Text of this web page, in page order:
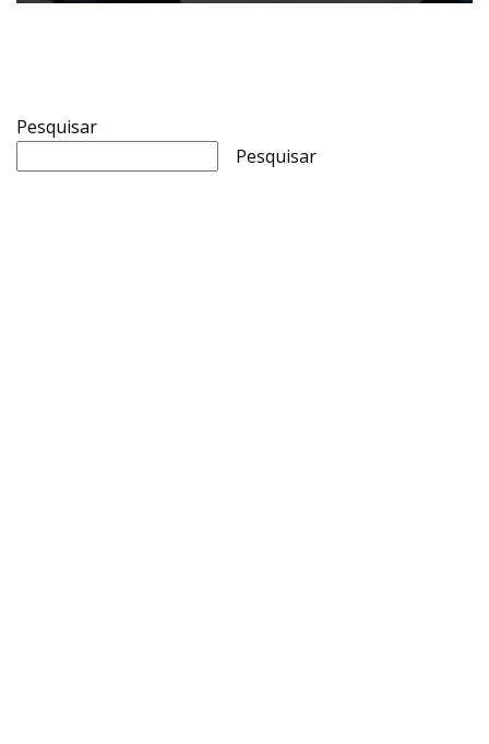
Pesquisar
Pesquisar